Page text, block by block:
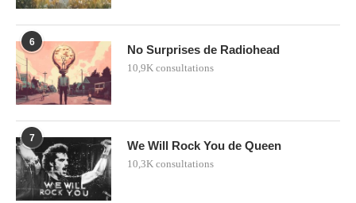
6
No Surprises de Radiohead
10,9K consultations
7
We Will Rock You de Queen
10,3K consultations